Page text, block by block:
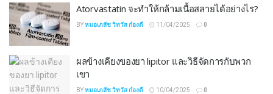
Atorvastatin จะทำให้กล้ามเนื้อสลายได้อย่างไร?
BYหมอเภสัช วิทวัส ก๋องดี 11/04/2025 0
ผลข้างเคียงของยา lipitor และวิธีจัดการกับพวก
เขา
BYหมอเภสัช วิทวัส ก๋องดี 10/04/2025 0